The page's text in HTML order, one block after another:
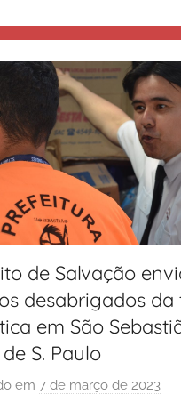
de Salvação
desabrigados
em São
S. Paulo
em 7 de março de 2023